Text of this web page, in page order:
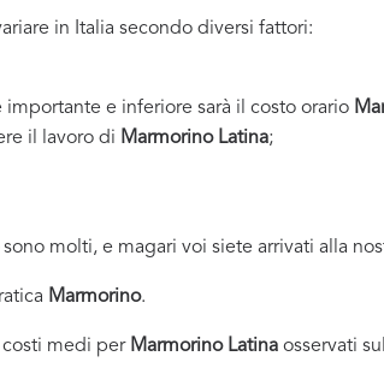
in Italia secondo diversi fattori:
e inferiore sarà il costo orario
il lavoro di Marmorino Latina;
sono molti, e magari voi siete arrivati alla
Marmorino.
medi per Marmorino Latina osservati